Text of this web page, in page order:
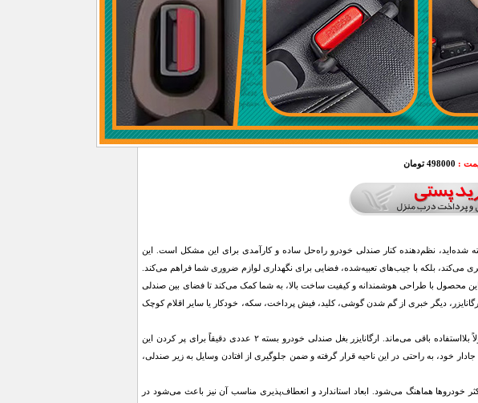
: 498000 تومان
شده‌اید، نظم‌دهنده کنار صندلی خودرو راه‌حل ساده و کارآمدی برای این مشکل است. این
می‌کند، بلکه با جیب‌های تعبیه‌شده، فضایی برای نگهداری لوازم ضروری شما فراهم می‌کند.
محصول با طراحی هوشمندانه و کیفیت ساخت بالا، به شما کمک می‌کند تا فضای بین صندلی
دیگر خبری از گم شدن گوشی، کلید، فیش پرداخت، سکه، خودکار یا سایر اقلام کوچک
در بیشتر خودروها، فضای کوچکی بین صندلی و کنسول وجود دارد که معمولاً بلااستفاده باقی می‌ماند. ارگانایزر بغل صندلی خودرو بسته ۲ عددی دقیقاً برای پر کردن این
به راحتی در این ناحیه قرار گرفته و ضمن جلوگیری از افتادن وسایل به زیر صندلی،
خودروها هماهنگ می‌شود. ابعاد استاندارد و انعطاف‌پذیری مناسب آن نیز باعث می‌شود در